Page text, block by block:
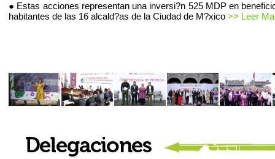
● Estas acciones representan una inversi?n 525 MDP en
habitantes de las 16 alcald?as de la Ciudad de M?xico >> Leer